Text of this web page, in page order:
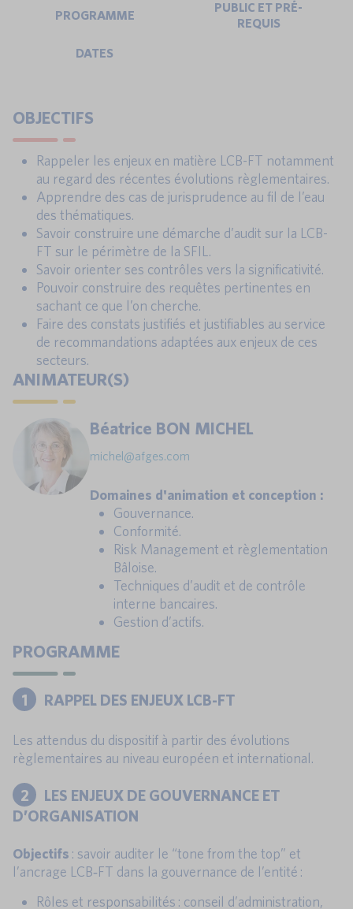
PROGRAMME
PUBLIC ET PRÉ-
REQUIS
DATES
OBJECTIFS
Rappeler les enjeux en matière LCB-FT notamment
au regard des récentes évolutions règlementaires.
Apprendre des cas de jurisprudence au fil de l’eau
des thématiques.
Savoir construire une démarche d’audit sur la LCB-
FT sur le périmètre de la SFIL.
Savoir orienter ses contrôles vers la significativité.
Pouvoir construire des requêtes pertinentes en
sachant ce que l’on cherche.
Faire des constats justifiés et justifiables au service
de recommandations adaptées aux enjeux de ces
secteurs.
ANIMATEUR(S)
Béatrice BON MICHEL
michel@afges.com
Domaines d'animation et conception :
Gouvernance.
Conformité.
Risk Management et règlementation
Bâloise.
Techniques d’audit et de contrôle
interne bancaires.
Gestion d’actifs.
PROGRAMME
1 RAPPEL DES ENJEUX LCB-FT
Les attendus du dispositif à partir des évolutions
règlementaires au niveau européen et international.
2
LES ENJEUX DE GOUVERNANCE ET
D’ORGANISATION
Objectifs : savoir auditer le “tone from the top” et
l’ancrage LCB‑FT dans la gouvernance de l’entité :
Rôles et responsabilités : conseil d’administration,